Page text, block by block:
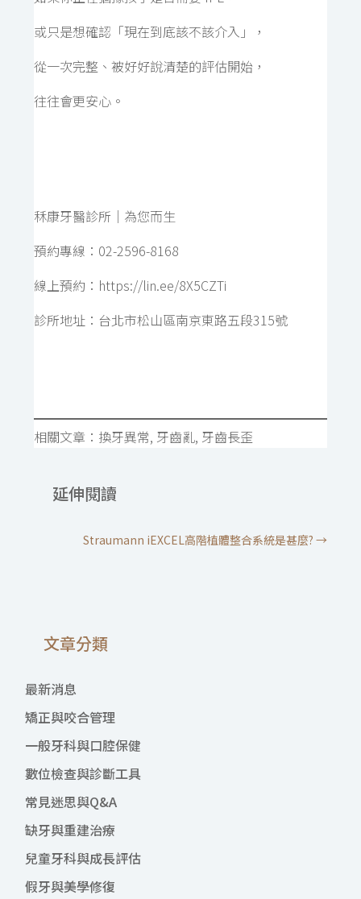
或只是想確認「現在到底該不該介入」，
從一次完整、被好好說清楚的評估開始，
往往會更安心。
秝康牙醫診所｜為您而生
預約專線： 02-2596-8168
線上預約： https://lin.ee/8X5CZTi
診所地址： 台北市松山區南京東路五段315號
相關文章： 換牙異常, 牙齒亂, 牙齒長歪
延伸閱讀
Straumann iEXCEL高階植體整合系統是甚麼? →
文章分類
最新消息
矯正與咬合管理
一般牙科與口腔保健
數位檢查與診斷工具
常見迷思與Q&A
缺牙與重建治療
兒童牙科與成長評估
假牙與美學修復